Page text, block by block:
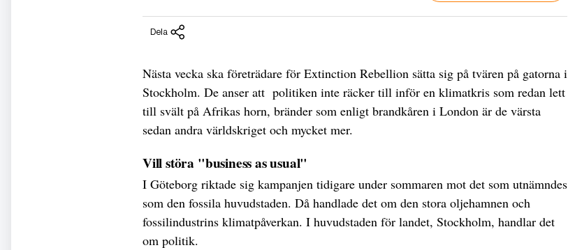
Dela
Nästa vecka ska företrädare för Extinction Rebellion sätta sig på tvären på gatorna i
Stockholm. De anser att politiken inte räcker till inför en klimatkris som redan lett
till svält på Afrikas horn, bränder som enligt brandkåren i London är de värsta
sedan andra världskriget och mycket mer.
Vill störa "business as usual"
I Göteborg riktade sig kampanjen tidigare under sommaren mot det som utnämndes
som den fossila huvudstaden. Då handlade det om den stora oljehamnen och
fossilindustrins klimatpåverkan. I huvudstaden för landet, Stockholm, handlar det
om politik.